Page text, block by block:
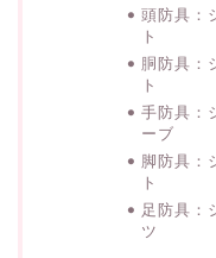
頭防具：
ト
胴防具：
ト
手防具：
ーブ
脚防具：
ト
足防具：
ツ